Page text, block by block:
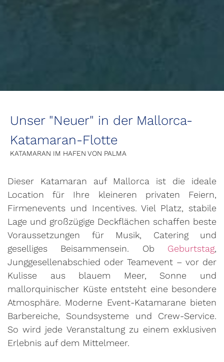
Unser "Neuer" in der Mallorca-
Katamaran-Flotte
KATAMARAN IM HAFEN VON PALMA
Dieser Katamaran auf Mallorca ist die ideale
Location für Ihre kleineren privaten Feiern,
Firmenevents und Incentives. Viel Platz, stabile
Lage und großzügige Deckflächen schaffen beste
Voraussetzungen für Musik, Catering und
geselliges Beisammensein. Ob Geburtstag,
Junggesellenabschied oder Teamevent – vor der
Kulisse aus blauem Meer, Sonne und
mallorquinischer Küste entsteht eine besondere
Atmosphäre. Moderne Event-Katamarane bieten
Barbereiche, Soundsysteme und Crew-Service.
So wird jede Veranstaltung zu einem exklusiven
Erlebnis auf dem Mittelmeer.